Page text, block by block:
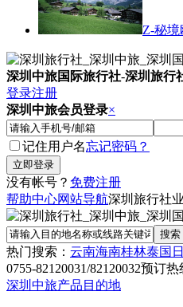
Z-秘境
深圳中旅国际旅行社-深圳旅行
登录注册
深圳中旅会员登录×
记住用户名忘记密码？
没有帐号？ 免费注册
帮助中心网站导航深圳旅行社
热门搜索： 云南海南桂林泰国
0755-82120031/82120032预订热
深圳中旅产品目的地